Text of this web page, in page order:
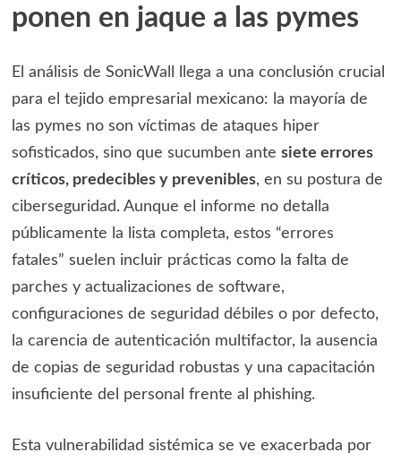
ponen en jaque a las pymes
El análisis de SonicWall llega a una conclusión crucial
para el tejido empresarial mexicano: la mayoría de
las pymes no son víctimas de ataques hiper
sofisticados, sino que sucumben ante siete errores
críticos, predecibles y prevenibles, en su postura de
ciberseguridad. Aunque el informe no detalla
públicamente la lista completa, estos “errores
fatales” suelen incluir prácticas como la falta de
parches y actualizaciones de software,
configuraciones de seguridad débiles o por defecto,
la carencia de autenticación multifactor, la ausencia
de copias de seguridad robustas y una capacitación
insuficiente del personal frente al phishing.
Esta vulnerabilidad sistémica se ve exacerbada por